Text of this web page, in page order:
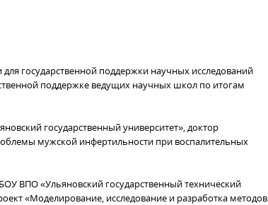
государственной поддержки научных исследований
поддержке ведущих научных школ по итогам
государственный университет», доктор
мужской инфертильности при воспалительных
ВПО «Ульяновский государственный технический
«Моделирование, исследование и разработка методов